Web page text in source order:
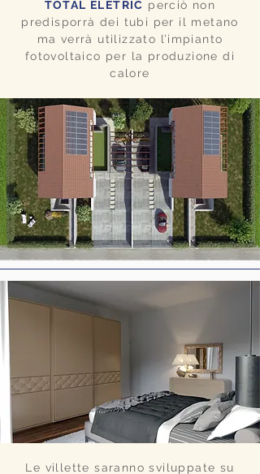
TOTAL ELETRIC perciò non
predisporrà dei tubi per il metano
ma verrà utilizzato l’impianto
fotovoltaico per la produzione di
calore
Le villette saranno sviluppate su